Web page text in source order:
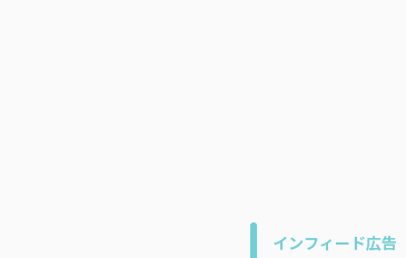
インフィード広告